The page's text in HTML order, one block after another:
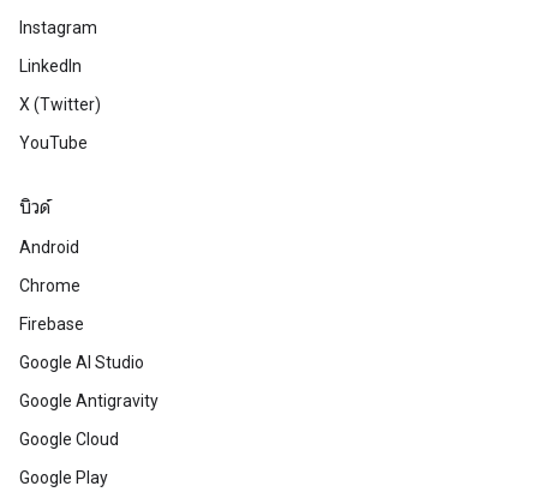
Instagram
LinkedIn
X (Twitter)
YouTube
บิวด์
Android
Chrome
Firebase
Google AI Studio
Google Antigravity
Google Cloud
Google Play